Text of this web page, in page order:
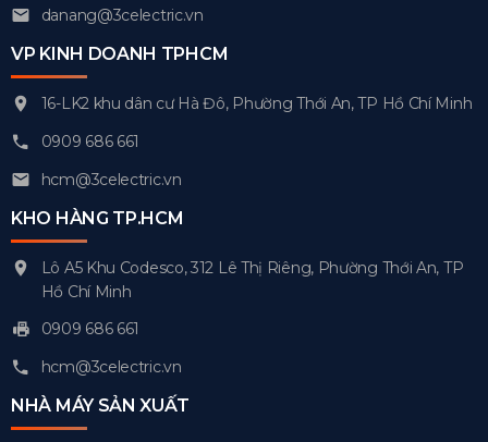
danang@3celectric.vn
VP KINH DOANH TPHCM
16-LK2 khu dân cư Hà Đô, Phường Thới An, TP Hồ Chí Minh
0909 686 661
hcm@3celectric.vn
KHO HÀNG TP.HCM
Lô A5 Khu Codesco, 312 Lê Thị Riêng, Phường Thới An, TP
Hồ Chí Minh
0909 686 661
hcm@3celectric.vn
NHÀ MÁY SẢN XUẤT